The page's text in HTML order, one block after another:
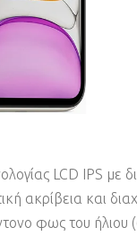
LCD IPS
ακρίβεια και
φως του ήλιου